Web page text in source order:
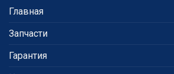
Главная
Запчасти
Гарантия